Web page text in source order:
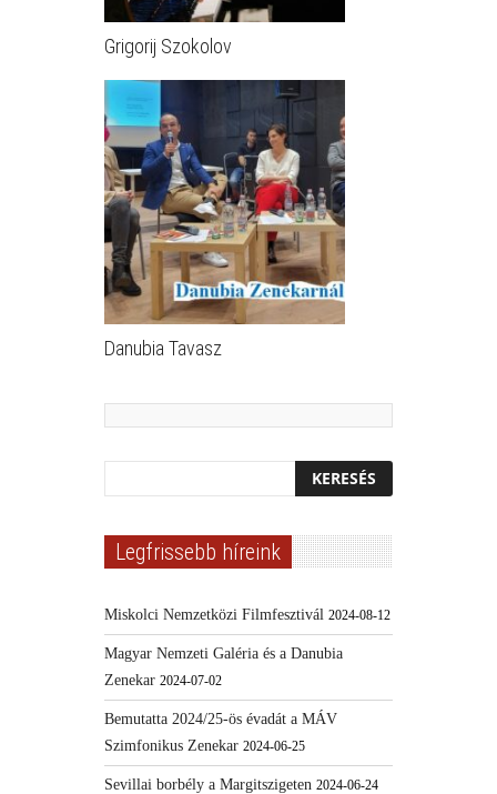
Grigorij Szokolov
Danubia Tavasz
Legfrissebb híreink
Miskolci Nemzetközi Filmfesztivál 2024-08-12
Magyar Nemzeti Galéria és a Danubia
Zenekar 2024-07-02
Bemutatta 2024/25-ös évadát a MÁV
Szimfonikus Zenekar 2024-06-25
Sevillai borbély a Margitszigeten 2024-06-24